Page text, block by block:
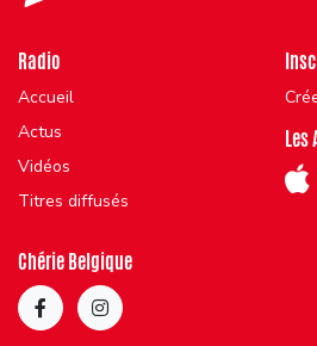
Radio
Accueil
Actus
Vidéos
Titres diffusés
Les
Chérie Belgique